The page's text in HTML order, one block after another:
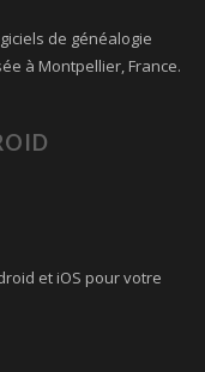
de généalogie
à Montpellier, France.
et iOS pour votre